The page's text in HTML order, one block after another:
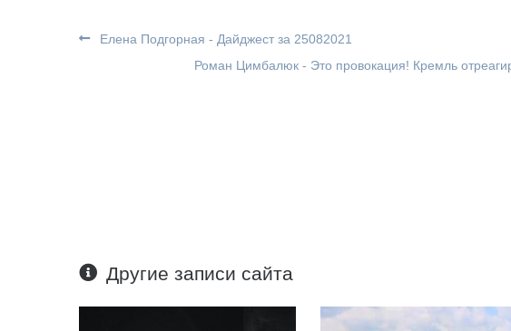
Елена Подгорная - Дайджест за 25082021
Роман Цимбалюк - Это провокация! Кремль
Другие записи сайта